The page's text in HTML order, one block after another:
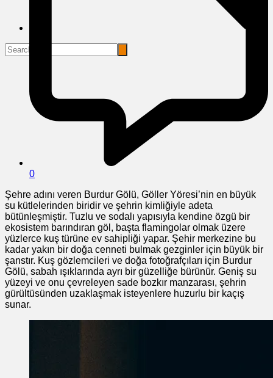
0
Şehre adını veren Burdur Gölü, Göller Yöresi’nin en büyük
su kütlelerinden biridir ve şehrin kimliğiyle adeta
bütünleşmiştir. Tuzlu ve sodalı yapısıyla kendine özgü bir
ekosistem barındıran göl, başta flamingolar olmak üzere
yüzlerce kuş türüne ev sahipliği yapar. Şehir merkezine bu
kadar yakın bir doğa cenneti bulmak gezginler için büyük bir
şanstır. Kuş gözlemcileri ve doğa fotoğrafçıları için Burdur
Gölü, sabah ışıklarında ayrı bir güzelliğe bürünür. Geniş su
yüzeyi ve onu çevreleyen sade bozkır manzarası, şehrin
gürültüsünden uzaklaşmak isteyenlere huzurlu bir kaçış
sunar.